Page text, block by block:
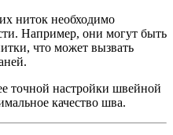
ниток необходимо
Например, они могут быть
что может вызвать
точной настройки швейной
качество шва.